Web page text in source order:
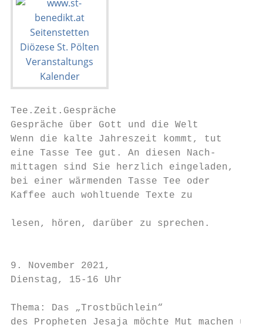
Tee.Zeit.Gespräche
Gespräche über Gott und die
Wenn die kalte Jahreszeit kommt, tut
eine Tasse Tee gut. An diesen Nach-
mittagen sind Sie herzlich
bei einer wärmenden Tasse Tee oder
Kaffee auch wohltuende Texte zu
lesen, hören, darüber zu sprechen.
9. November 2021,
Dienstag, 15-16 Uhr
Thema: Das „Trostbüchlein“
des Propheten Jesaja möchte Mut